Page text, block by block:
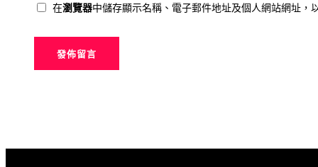
在瀏覽器中儲存顯示名稱、電子郵件地址及個人網站網址，